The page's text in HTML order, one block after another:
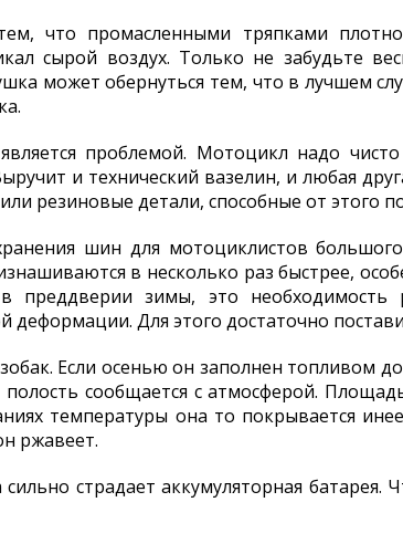
что промасленными тряпками
сырой воздух. Только не забудьте
может обернуться тем, что в лучшем
проблемой. Мотоцикл надо
и технический вазелин, и любая
резиновые детали, способные от этого
шин для мотоциклистов
в несколько раз быстрее,
преддверии зимы, это
деформации. Для этого достаточно
Если осенью он заполнен топливом
сообщается с атмосферой.
температуры она то покрывается
ржавеет.
страдает аккумуляторная батарея.